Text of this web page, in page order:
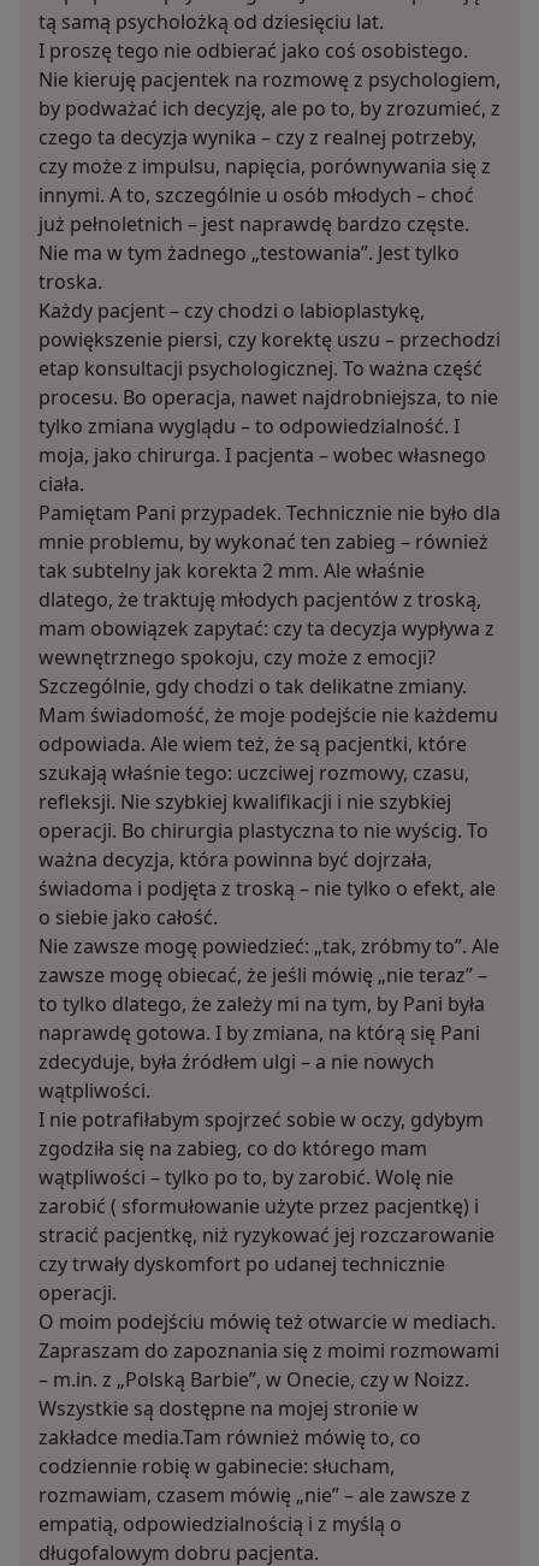
tą samą psycholożką od dziesięciu lat.
I proszę tego nie odbierać jako coś osobistego.
Nie kieruję pacjentek na rozmowę z psychologiem,
by podważać ich decyzję, ale po to, by zrozumieć, z
czego ta decyzja wynika – czy z realnej potrzeby,
czy może z impulsu, napięcia, porównywania się z
innymi. A to, szczególnie u osób młodych – choć
już pełnoletnich – jest naprawdę bardzo częste.
Nie ma w tym żadnego „testowania”. Jest tylko
troska.
Każdy pacjent – czy chodzi o labioplastykę,
powiększenie piersi, czy korektę uszu – przechodzi
etap konsultacji psychologicznej. To ważna część
procesu. Bo operacja, nawet najdrobniejsza, to nie
tylko zmiana wyglądu – to odpowiedzialność. I
moja, jako chirurga. I pacjenta – wobec własnego
ciała.
Pamiętam Pani przypadek. Technicznie nie było dla
mnie problemu, by wykonać ten zabieg – również
tak subtelny jak korekta 2 mm. Ale właśnie
dlatego, że traktuję młodych pacjentów z troską,
mam obowiązek zapytać: czy ta decyzja wypływa z
wewnętrznego spokoju, czy może z emocji?
Szczególnie, gdy chodzi o tak delikatne zmiany.
Mam świadomość, że moje podejście nie każdemu
odpowiada. Ale wiem też, że są pacjentki, które
szukają właśnie tego: uczciwej rozmowy, czasu,
refleksji. Nie szybkiej kwalifikacji i nie szybkiej
operacji. Bo chirurgia plastyczna to nie wyścig. To
ważna decyzja, która powinna być dojrzała,
świadoma i podjęta z troską – nie tylko o efekt, ale
o siebie jako całość.
Nie zawsze mogę powiedzieć: „tak, zróbmy to”. Ale
zawsze mogę obiecać, że jeśli mówię „nie teraz” –
to tylko dlatego, że zależy mi na tym, by Pani była
naprawdę gotowa. I by zmiana, na którą się Pani
zdecyduje, była źródłem ulgi – a nie nowych
wątpliwości.
I nie potrafiłabym spojrzeć sobie w oczy, gdybym
zgodziła się na zabieg, co do którego mam
wątpliwości – tylko po to, by zarobić. Wolę nie
zarobić ( sformułowanie użyte przez pacjentkę) i
stracić pacjentkę, niż ryzykować jej rozczarowanie
czy trwały dyskomfort po udanej technicznie
operacji.
O moim podejściu mówię też otwarcie w mediach.
Zapraszam do zapoznania się z moimi rozmowami
– m.in. z „Polską Barbie”, w Onecie, czy w Noizz.
Wszystkie są dostępne na mojej stronie w
zakładce media.Tam również mówię to, co
codziennie robię w gabinecie: słucham,
rozmawiam, czasem mówię „nie” – ale zawsze z
empatią, odpowiedzialnością i z myślą o
długofalowym dobru pacjenta.